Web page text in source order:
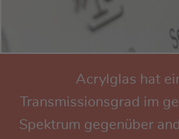
Acrylglas hat
Transmissionsgrad im
Spektrum gegenüber